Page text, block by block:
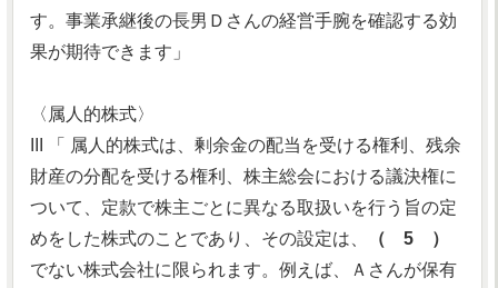
す。事業承継後の長男Ｄさんの経営手腕を確認する効
果が期待できます」
〈属人的株式〉
III 「 属人的株式は、剰余金の配当を受ける権利、残余
財産の分配を受ける権利、株主総会における議決権に
ついて、定款で株主ごとに異なる取扱いを行う旨の定
めをした株式のことであり、その設定は、
（ 5 ）
でない株式会社に限られます。例えば、Ａさんが保有